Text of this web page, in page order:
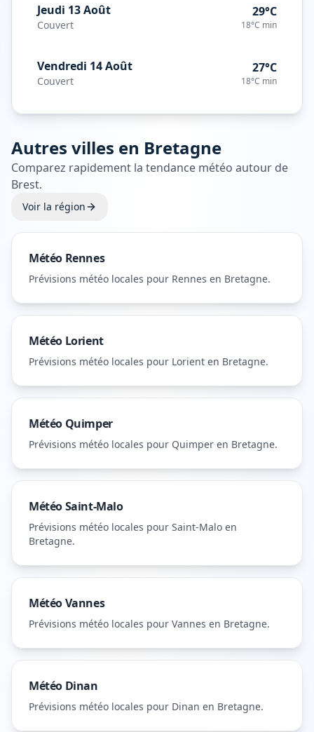
Jeudi 13 Août
Couvert
29°C
18°C min
Vendredi 14 Août
Couvert
27°C
18°C min
Autres villes en Bretagne
Comparez rapidement la tendance météo autour de
Brest.
Voir la région
Météo Rennes
Prévisions météo locales pour Rennes en Bretagne.
Météo Lorient
Prévisions météo locales pour Lorient en Bretagne.
Météo Quimper
Prévisions météo locales pour Quimper en Bretagne.
MétéoSaint-Malo
Prévisions météo locales pour Saint-Malo en
Bretagne.
MétéoVannes
Prévisions météo locales pour Vannes en Bretagne.
Météo Dinan
Prévisions météo locales pour Dinan en Bretagne.